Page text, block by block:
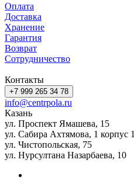
Оплата
Доставка
Хранение
Гарантия
Возврат
Сотрудничество
Контакты
+7 999 265 34 78
info@centrpola.ru
Казань
ул. Проспект Ямашева, 15
ул. Сабира Ахтямова, 1 корпус 1
ул. Чистопольская, 75
ул. Нурсултана Назарбаева, 10